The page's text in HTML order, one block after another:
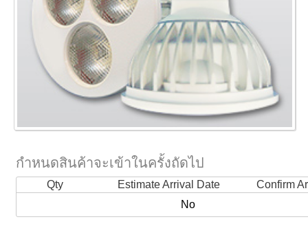
กำหนดสินค้าจะเข้าในครั้งถัดไป
Qty Estimate Arrival Date
Confirm
No